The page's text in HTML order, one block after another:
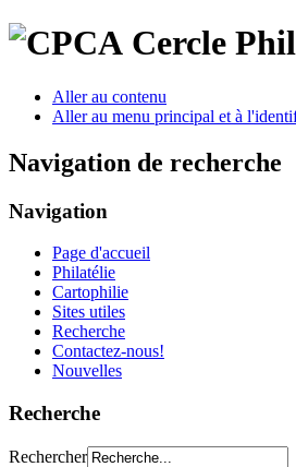
Cercle
Aller au contenu
Aller au menu principal et à
Navigation de recherche
Navigation
Page d'accueil
Philatélie
Cartophilie
Sites utiles
Recherche
Contactez-nous!
Nouvelles
Recherche
Rechercher